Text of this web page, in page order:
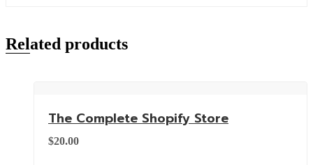
Related products
The Complete Shopify Store
$20.00